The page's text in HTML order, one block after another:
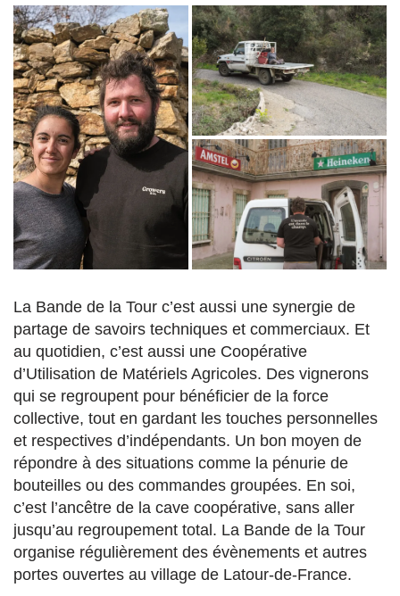
La Bande de la Tour c’est aussi une synergie de
partage de savoirs techniques et commerciaux. Et
au quotidien, c’est aussi une Coopérative
d’Utilisation de Matériels Agricoles. Des vignerons
qui se regroupent pour bénéficier de la force
collective, tout en gardant les touches personnelles
et respectives d’indépendants. Un bon moyen de
répondre à des situations comme la pénurie de
bouteilles ou des commandes groupées. En soi,
c’est l’ancêtre de la cave coopérative, sans aller
jusqu’au regroupement total. La Bande de la Tour
organise régulièrement des évènements et autres
portes ouvertes au village de Latour-de-France.